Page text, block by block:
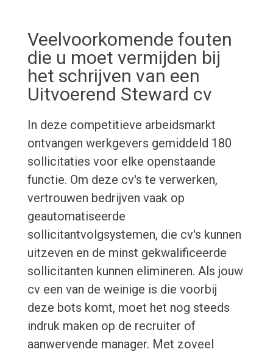
Veelvoorkomende fouten
die u moet vermijden bij
het schrijven van een
Uitvoerend Steward cv
In deze competitieve arbeidsmarkt
ontvangen werkgevers gemiddeld 180
sollicitaties voor elke openstaande
functie. Om deze cv's te verwerken,
vertrouwen bedrijven vaak op
geautomatiseerde
sollicitantvolgsystemen, die cv's kunnen
uitzeven en de minst gekwalificeerde
sollicitanten kunnen elimineren. Als jouw
cv een van de weinige is die voorbij
deze bots komt, moet het nog steeds
indruk maken op de recruiter of
aanwervende manager. Met zoveel